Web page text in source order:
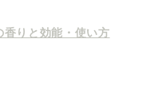
香りと効能・使い方